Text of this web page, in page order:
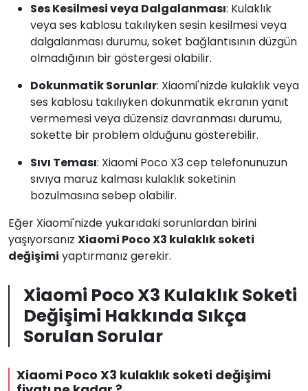
Ses Kesilmesi veya Dalgalanması: Kulaklık
veya ses kablosu takılıyken sesin kesilmesi veya
dalgalanması durumu, soket bağlantısının düzgün
olmadığının bir göstergesi olabilir.
Dokunmatik Sorunlar: Xiaomi'nizde kulaklık veya
ses kablosu takılıyken dokunmatik ekranın yanıt
vermemesi veya düzensiz davranması durumu,
sokette bir problem olduğunu gösterebilir.
Sıvı Teması: Xiaomi Poco X3 cep telefonunuzun
sıvıya maruz kalması kulaklık soketinin
bozulmasına sebep olabilir.
Eğer Xiaomi'nizde yukarıdaki sorunlardan birini
yaşıyorsanız Xiaomi Poco X3 kulaklık soketi
değişimi yaptırmanız gerekir.
Xiaomi Poco X3 Kulaklık Soketi
Değişimi Hakkında Sıkça
Sorulan Sorular
Xiaomi Poco X3 kulaklık soketi değişimi